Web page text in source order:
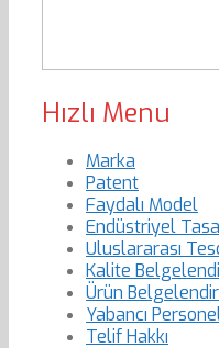
Hızlı Menu
Marka
Patent
Faydalı Model
Endüstriyel
Uluslararası
Kalite
Ürün
Yabancı
Telif Hakkı